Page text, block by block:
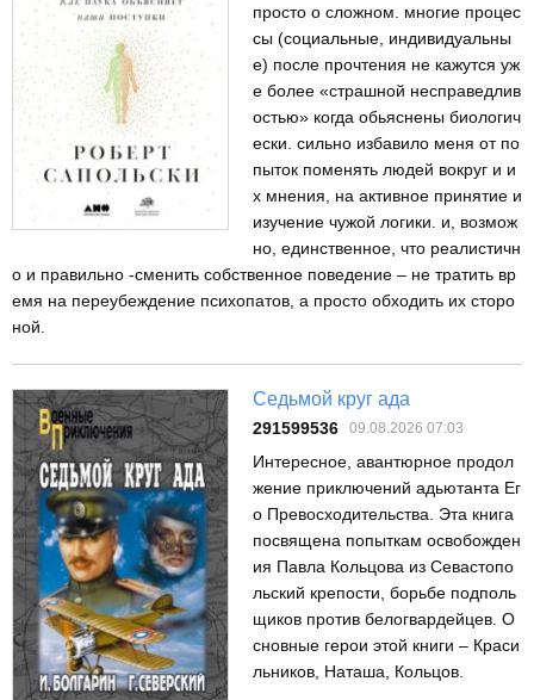
просто о сложном. многие процес
сы (социальные, индивидуальны
е) после прочтения не кажутся уж
е более «страшной несправедлив
остью» когда обьяснены биологич
ески. сильно избавило меня от по
пыток поменять людей вокруг и и
х мнения, на активное принятие и
изучение чужой логики. и, возмож
но, единственное, что реалистичн
о и правильно -сменить собственное поведение – не тратить вр
емя на переубеждение психопатов, а просто обходить их сторо
ной.
Седьмой круг ада
291599536 09.08.2026 07:03
Интересное, авантюрное продол
жение приключений адьютанта Ег
о Превосходительства. Эта книга
посвящена попыткам освобожден
ия Павла Кольцова из Севастопо
льский крепости, борьбе подполь
щиков против белогвардейцев. О
сновные герои этой книги – Краси
льников, Наташа, Кольцов.